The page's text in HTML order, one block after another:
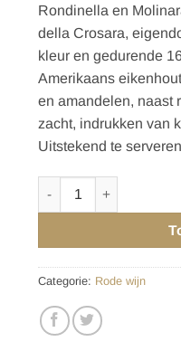
Rondinella en
della Crosara,
kleur en gedurende
Amerikaans
en amandelen, naast
zacht, indrukken van
Uitstekend te
Categorie: Rode wijn